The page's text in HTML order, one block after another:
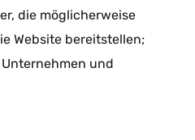
die möglicherweise
Website bereitstellen;
und